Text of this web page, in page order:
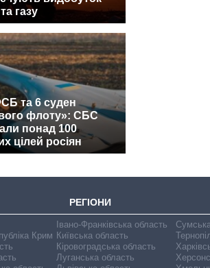
газу
та 6 суден
флоту»: СБС
понад 100
цілей росіян
РЕГІОНИ
Крим
Івано-Франківська область
Київська область
Кіровоградська область
Луганська область